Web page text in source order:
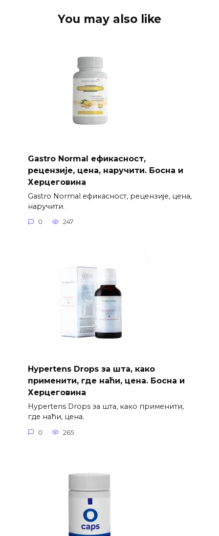
You may also like
Gastro Normal ефикасност,
рецензије, цена, наручити. Босна и
Херцеговина
Gastro Normal ефикасност, рецензије, цена,
наручити.
0 247
Hypertens Drops за шта, како
применити, где наћи, цена. Босна и
Херцеговина
Hypertens Drops за шта, како применити,
где наћи, цена.
0 265